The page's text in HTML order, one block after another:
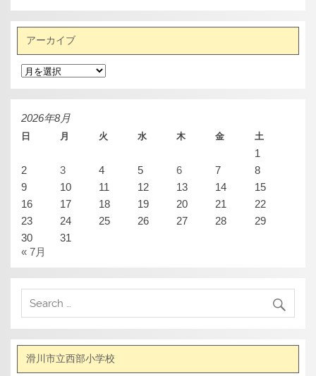
アーカイブ
ア
ー
カ
イ
ブ
2026年8月
日 月 火 水 木 金 土
1
2
3 4 5 6 7
8
9
10 11 12 13 14
15
16
17 18 19 20 21
22
23
24 25 26 27 28
29
30
31
« 7月
滑川市立西部小学校